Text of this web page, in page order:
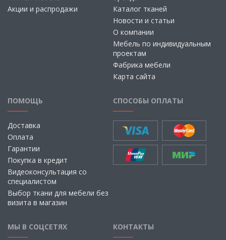
Акции и распродажи
Каталог тканей
Новости и статьи
О компании
Мебель по индивидуальным
проектам
Фабрика мебели
Карта сайта
ПОМОЩЬ
Доставка
Оплата
Гарантии
Покупка в кредит
Видеоконсультация со
специалистом
Выбор ткани для мебели без
визита в магазин
СПОСОБЫ ОПЛАТЫ
МЫ В СОЦСЕТЯХ КОНТАКТЫ